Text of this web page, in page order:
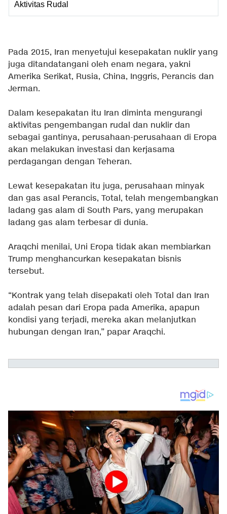
Aktivitas Rudal
Pada 2015, Iran menyetujui kesepakatan nuklir yang
juga ditandatangani oleh enam negara, yakni
Amerika Serikat, Rusia, China, Inggris, Perancis dan
Jerman.
Dalam kesepakatan itu Iran diminta mengurangi
aktivitas pengembangan rudal dan nuklir dan
sebagai gantinya, perusahaan-perusahaan di Eropa
akan melakukan investasi dan kerjasama
perdagangan dengan Teheran.
Lewat kesepakatan itu juga, perusahaan minyak
dan gas asal Perancis, Total, telah mengembangkan
ladang gas alam di South Pars, yang merupakan
ladang gas alam terbesar di dunia.
Araqchi menilai, Uni Eropa tidak akan membiarkan
Trump menghancurkan kesepakatan bisnis
tersebut.
“Kontrak yang telah disepakati oleh Total dan Iran
adalah pesan dari Eropa pada Amerika, apapun
kondisi yang terjadi, mereka akan melanjutkan
hubungan dengan Iran,” papar Araqchi.